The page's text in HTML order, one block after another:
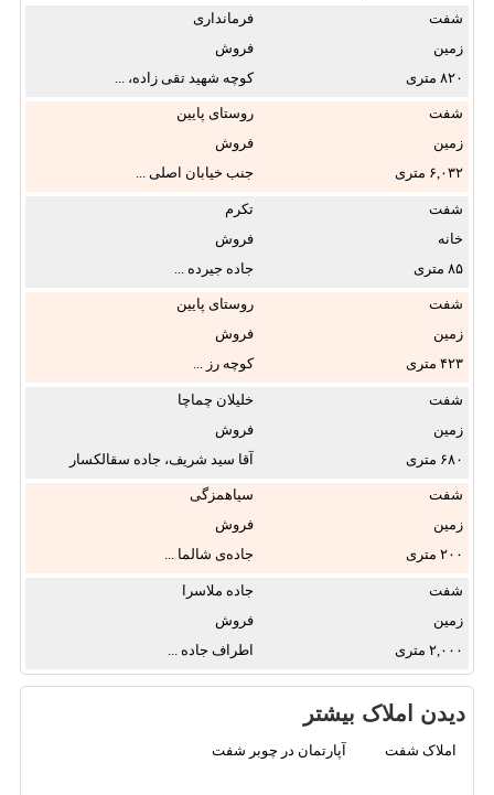
شفت
فرمانداری
زمین
فروش
۸۲۰
کوچه شهید تقی زاده، ...
شفت
روستای پایین
زمین
فروش
۶,۰۳۲
جنب خیابان اصلی ...
شفت
تکرم
خانه
فروش
۸۵
جاده جیرده ...
شفت
روستای پایین
زمین
فروش
۴۲۳
کوچه رز ...
شفت
خلیلان چماچا
زمین
فروش
۶۸۰
آقا سید شریف، جاده سقالکسار
شفت
سیاهمزگی
زمین
فروش
۲۰۰
جاده‌ی شالما ...
شفت
جاده ملاسرا
زمین
فروش
۲,۰۰۰
اطراف جاده ...
دیدن املاک بیشتر
املاک شفت آپارتمان در چوبر شفت